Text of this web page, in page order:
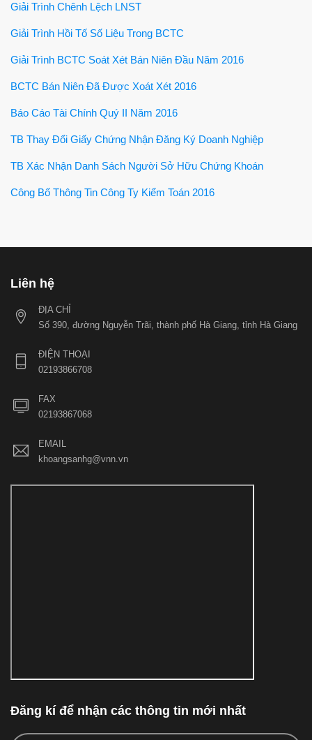
Giải Trình Chênh Lệch LNST
Giải Trình Hồi Tố Số Liệu Trong BCTC
Giải Trình BCTC Soát Xét Bán Niên Đầu Năm 2016
BCTC Bán Niên Đã Được Xoát Xét 2016
Báo Cáo Tài Chính Quý II Năm 2016
TB Thay Đổi Giấy Chứng Nhận Đăng Ký Doanh Nghiệp
TB Xác Nhận Danh Sách Người Sở Hữu Chứng Khoán
Công Bố Thông Tin Công Ty Kiểm Toán 2016
Liên hệ
ĐỊA CHỈ
Số 390, đường Nguyễn Trãi, thành phố Hà Giang, tỉnh Hà Giang
ĐIỆN THOẠI
02193866708
FAX
02193867068
EMAIL
khoangsanhg@vnn.vn
Đăng kí để nhận các thông tin mới nhất